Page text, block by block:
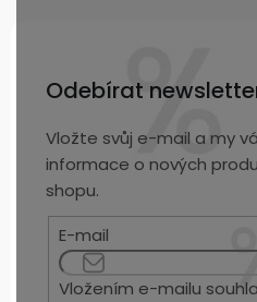
Odebírat
Vložte svůj e-mail a my
informace o nových
shopu.
E-mail
Vložením e-mailu